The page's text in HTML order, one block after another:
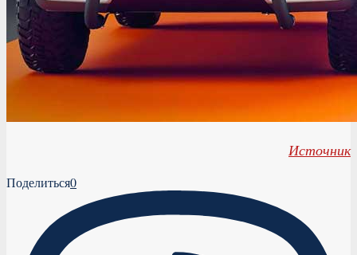
Источник
Поделиться0